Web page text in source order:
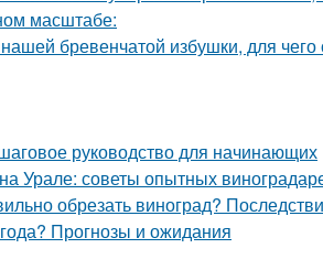
масштабе:
бревенчатой избушки, для
руководство для начинающих
Урале: советы опытных
обрезать виноград?
Прогнозы и ожидания